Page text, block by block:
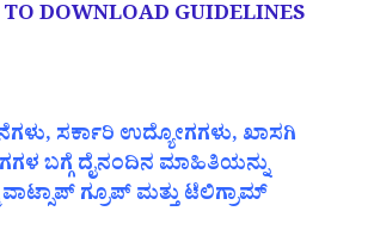
TO DOWNLOAD GUIDELINES
ಸರ್ಕಾರಿ ಉದ್ಯೋಗಗಳು, ಖಾಸಗಿ
ಬಗ್ಗೆ ದೈನಂದಿನ ಮಾಹಿತಿಯನ್ನು
ಗ್ರೂಪ್ ಮತ್ತು ಟೆಲಿಗ್ರಾಮ್